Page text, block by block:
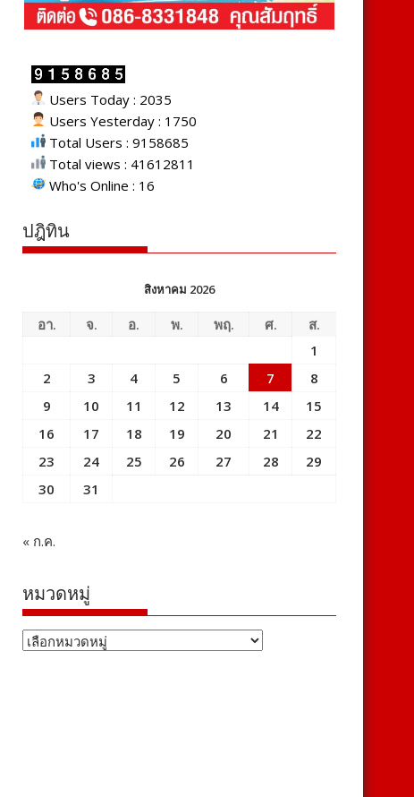
Users Today : 2035
Users Yesterday : 1750
Total Users : 9158685
Total views : 41612811
Who's Online : 16
ปฎิทิน
สิงหาคม 2026
อา. จ. อ. พ. พฤ. ศ.
ส.
1
2
3 4 5 6 7
8
9
10 11 12 13 14
15
16
17 18 19 20 21
22
23
24 25 26 27 28
29
30
31
« ก.ค.
หมวดหมู่
หมวด